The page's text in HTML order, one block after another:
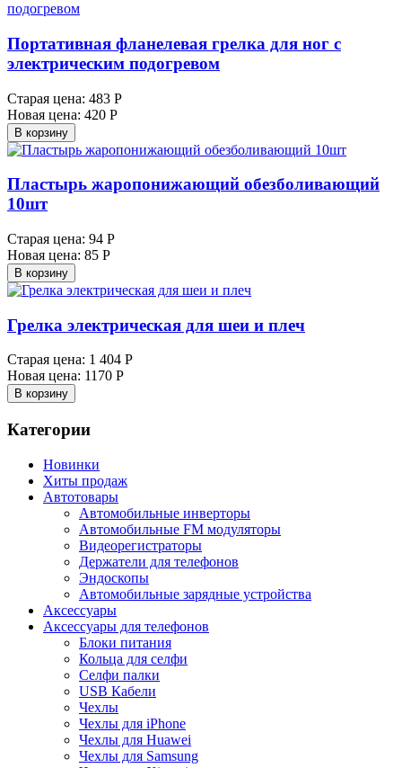
Портативная фланелевая грелка для ног с
электрическим подогревом
Старая цена: 483 Р
Новая цена: 420 Р
В корзину
Пластырь жаропонижающий обезболивающий
10шт
Старая цена: 94 Р
Новая цена: 85 Р
В корзину
Грелка электрическая для шеи и плеч
Старая цена: 1 404 Р
Новая цена: 1170 Р
В корзину
Категории
Новинки
Хиты продаж
Автотовары
Автомобильные инверторы
Автомобильные FM модуляторы
Видеорегистраторы
Держатели для телефонов
Эндоскопы
Автомобильные зарядные устройства
Аксессуары
Аксессуары для телефонов
Блоки питания
Кольца для селфи
Селфи палки
USB Кабели
Чехлы
Чехлы для iPhone
Чехлы для Huawei
Чехлы для Samsung